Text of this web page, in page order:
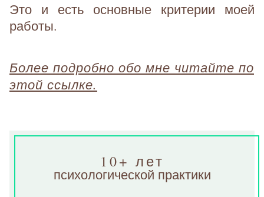
Это и есть основные критерии моей
работы.
Более подробно обо мне читайте по
этой ссылке.
10+ лет
психологической практики